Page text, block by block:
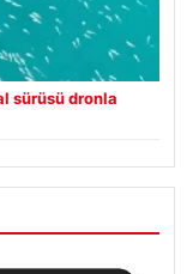
sürüsü dronla